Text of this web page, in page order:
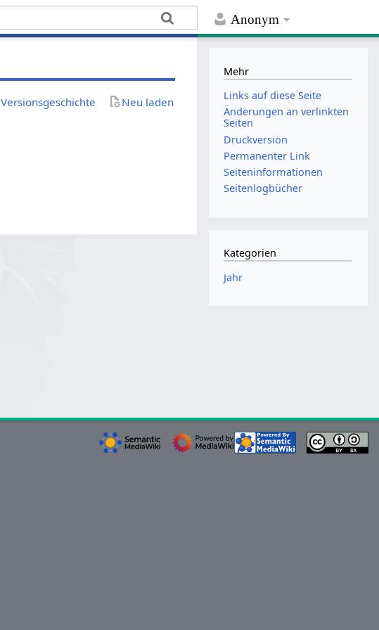
Anonym
Versionsgeschichte Neu laden
Mehr
Links auf diese Seite
Änderungen an verlinkten
Seiten
Druckversion
Permanenter Link
Seiten­­informationen
Seitenlogbücher
Kategorien
Jahr